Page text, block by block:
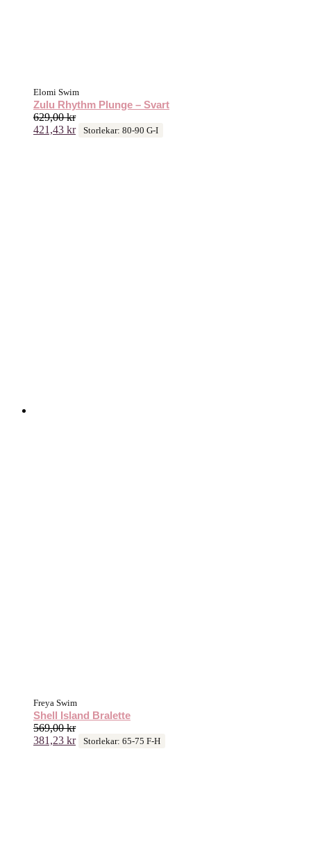
Elomi Swim
Zulu Rhythm Plunge – Svart
629,00kr
421,43 kr Storlekar: 80-90 G-I
Freya Swim
Shell Island Bralette
569,00kr
381,23 kr Storlekar: 65-75 F-H